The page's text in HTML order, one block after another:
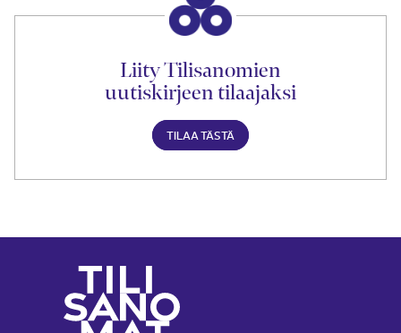
Liity Tilisanomien
uutiskirjeen tilaajaksi
TILAA TÄSTÄ